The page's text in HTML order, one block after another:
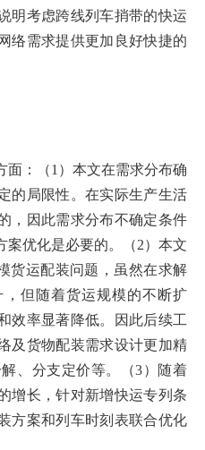
明考虑跨线列车捎带的快运
络需求提供更加良好快捷的
面：（1）本文在需求分布确
的局限性。在实际生产生活
，因此需求分布不确定条件
案优化是必要的。（2）本文
货运配装问题，虽然在求解
但随着货运规模的不断扩
效率显著降低。因此后续工
及货物配装需求设计更加精
、分支定价等。（3）随着
增长，针对新增快运专列条
方案和列车时刻表联合优化